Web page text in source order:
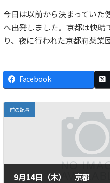
今日は以前から決まっていた
へ出発しました。京都は快
り、夜に行われた京都府薬業
Facebook
前の記事
9月14日（木） 京都